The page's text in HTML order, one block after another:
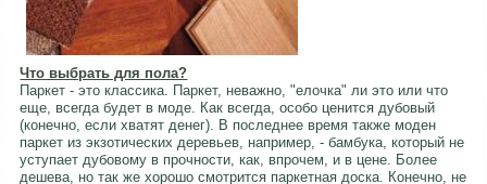
Что выбрать для пола?
Паркет - это классика. Паркет, неважно, "елочка" ли это или что
еще, всегда будет в моде. Как всегда, особо ценится дубовый
(конечно, если хватят денег). В последнее время также моден
паркет из экзотических деревьев, например, - бамбука, который не
уступает дубовому в прочности, как, впрочем, и в цене. Более
дешева, но так же хорошо смотрится паркетная доска. Конечно, не